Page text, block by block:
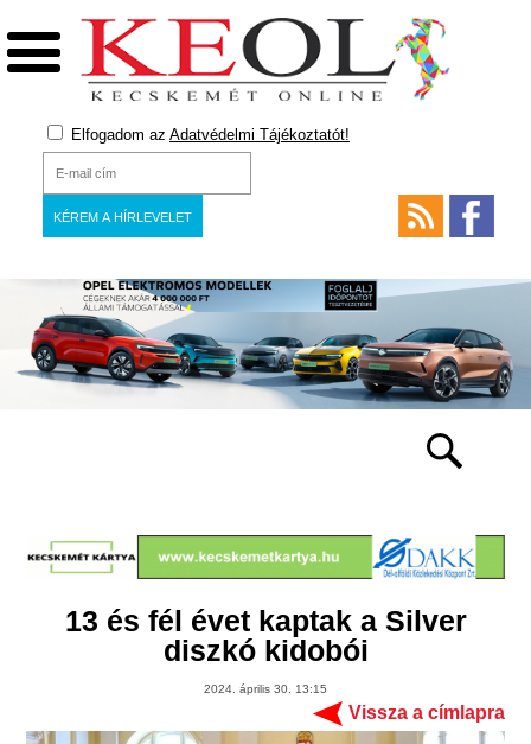
Elfogadom az Adatvédelmi Tájékoztatót!
13 és fél évet kaptak a Silver
diszkó kidobói
2024. április 30. 13:15
Vissza a címlapra